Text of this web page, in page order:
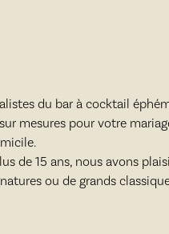
du bar à cocktail
mesures pour votre
de 15 ans, nous avons
ou de grands